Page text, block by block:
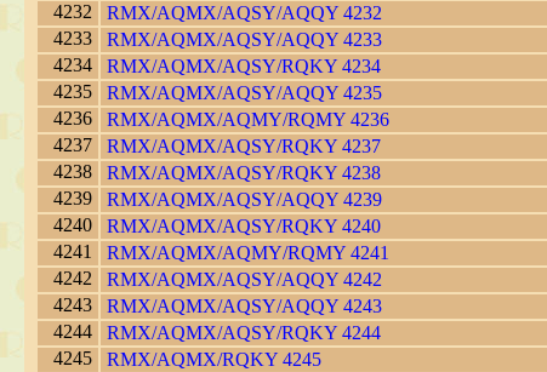
4232
RMX/AQMX/AQSY/AQQY 4232
4233
RMX/AQMX/AQSY/AQQY 4233
4234
RMX/AQMX/AQSY/RQKY 4234
4235
RMX/AQMX/AQSY/AQQY 4235
4236
RMX/AQMX/AQMY/RQMY 4236
4237
RMX/AQMX/AQSY/RQKY 4237
4238
RMX/AQMX/AQSY/RQKY 4238
4239
RMX/AQMX/AQSY/AQQY 4239
4240
RMX/AQMX/AQSY/RQKY 4240
4241
RMX/AQMX/AQMY/RQMY 4241
4242
RMX/AQMX/AQSY/AQQY 4242
4243
RMX/AQMX/AQSY/AQQY 4243
4244
RMX/AQMX/AQSY/RQKY 4244
4245
RMX/AQMX/RQKY 4245